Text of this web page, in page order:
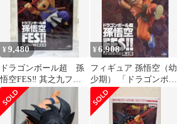
¥9,480
ドラゴンボール超 孫
悟空FES‼︎ 其之九フィ
ギュア
¥6,908
フィギュア 孫悟空（幼
少期） 「ドラゴンボー
ル超」 孫悟空FES!! 其
之四【14日以内発送】